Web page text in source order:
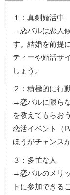
１：真剣婚活中
→恋バルは恋人
す。結婚を前提
ティーや婚活サ
しょう。
２：積極的に行
→恋バルに限ら
を教えてもらお
恋活イベント（
ほうがチャンス
３：多忙な人
→恋バルのメリ
トに参加できる